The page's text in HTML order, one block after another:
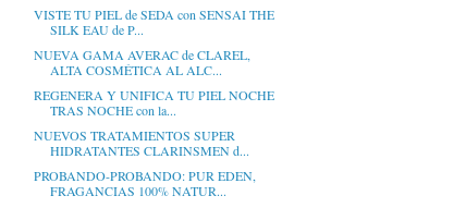
VISTE TU PIEL de SEDA con SENSAI THE
SILK EAU de P...
NUEVA GAMA AVERAC de CLAREL,
ALTA COSMÉTICA AL ALC...
REGENERA Y UNIFICA TU PIEL NOCHE
TRAS NOCHE con la...
NUEVOS TRATAMIENTOS SUPER
HIDRATANTES CLARINSMEN d...
PROBANDO-PROBANDO: PUR EDEN,
FRAGANCIAS 100% NATUR...